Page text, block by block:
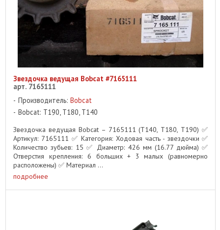
Звездочка ведущая Bobcat #7165111
арт. 7165111
Производитель: Bobcat
Bobcat: T190, T180, T140
Звездочка ведущая Bobcat – 7165111 (T140, T180, T190) ✅
Артикул: 7165111 ✅ Категория: Ходовая часть - звездочки ✅
Количество зубьев: 15 ✅ Диаметр: 426 мм (16.77 дюйма) ✅
Отверстия крепления: 6 больших + 3 малых (равномерно
расположены) ✅ Материал ...
подробнее